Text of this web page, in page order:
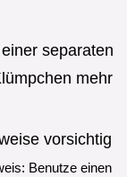
separaten
mehr
vorsichtig
Benutze einen